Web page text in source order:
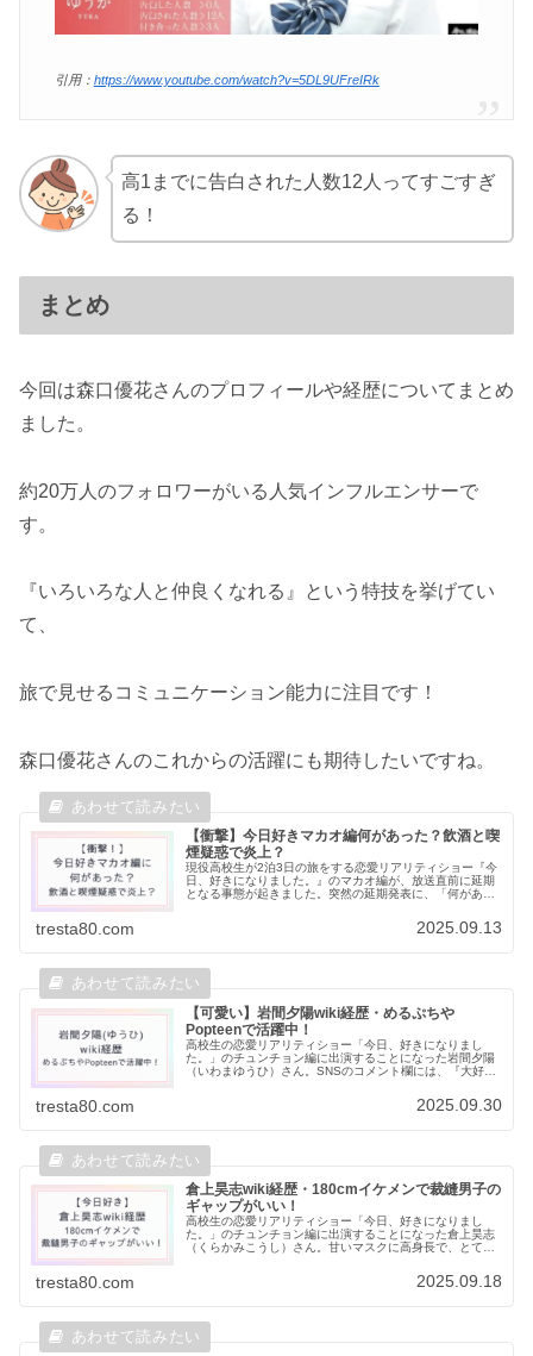
引用： https://www.youtube.com/watch?v=5DL9UFreIRk
高1までに告白された人数12人ってすごすぎ
る！
まとめ
今回は森口優花さんのプロフィールや経歴についてまとめ
ました。
約20万人のフォロワーがいる人気インフルエンサーで
す。
『いろいろな人と仲良くなれる』という特技を挙げてい
て、
旅で見せるコミュニケーション能力に注目です！
森口優花さんのこれからの活躍にも期待したいですね。
【衝撃】今日好きマカオ編何があった？飲酒と喫
煙疑惑で炎上？
現役高校生が2泊3日の旅をする恋愛リアリティショー『今
日、好きになりました。』のマカオ編が、放送直前に延期
となる事態が起きました。突然の延期発表に、「何があっ
tresta80.com 2025.09.13
【可愛い】岩間夕陽wiki経歴・めるぷちや
Popteenで活躍中！
高校生の恋愛リアリティショー「今日、好きになりまし
た。」のチュンチョン編に出演することになった岩間夕陽
（いわまゆうひ）さん。SNSのコメント欄には、『大好
tresta80.com 2025.09.30
倉上昊志wiki経歴・180cmイケメンで裁縫男子の
ギャップがいい！
高校生の恋愛リアリティショー「今日、好きになりまし
た。」のチュンチョン編に出演することになった倉上昊志
（くらかみこうし）さん。甘いマスクに高身長で、とても
tresta80.com 2025.09.18